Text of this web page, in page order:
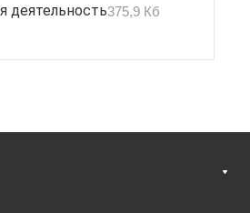
деятельность375,9 Кб